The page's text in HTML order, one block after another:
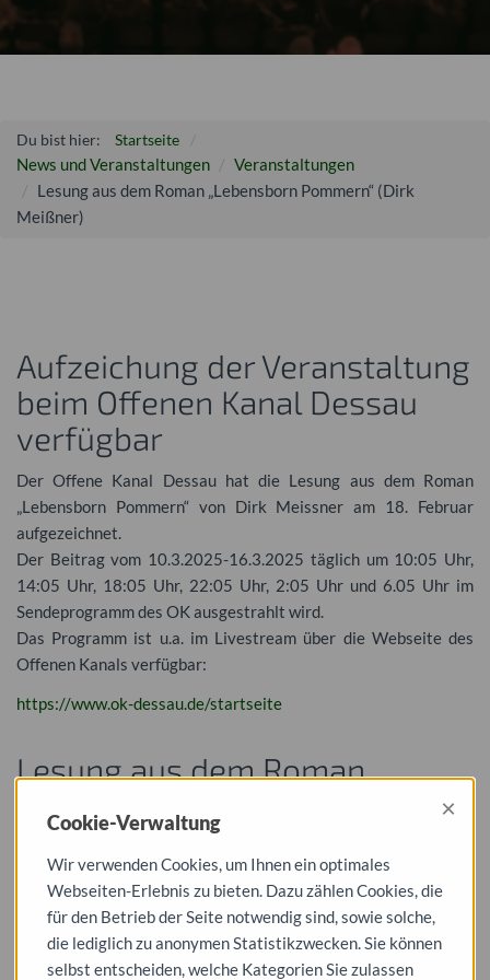
Du bist hier: Startseite
News und Veranstaltungen
Veranstaltungen
Lesung aus dem Roman „Lebensborn Pommern“ (Dirk
Meißner)
Aufzeichung der Veranstaltung
beim Offenen Kanal Dessau
verfügbar
Der Offene Kanal Dessau hat die Lesung aus dem Roman
„Lebensborn Pommern“ von Dirk Meissner am 18. Februar
aufgezeichnet.
Der Beitrag vom 10.3.2025-16.3.2025 täglich um 10:05 Uhr,
14:05 Uhr, 18:05 Uhr, 22:05 Uhr, 2:05 Uhr und 6.05 Uhr im
Sendeprogramm des OK ausgestrahlt wird.
Das Programm ist u.a. im Livestream über die Webseite des
Offenen Kanals verfügbar:
https://www.ok-dessau.de/startseite
Lesung aus dem Roman
„Lebensborn Pommern“ (Dirk
Meißner)
18. Februar 2025, 18.00 Uhr,
Stadtarchiv Dessau-Roßlau,
Heidestraße 21 (Alter Wasserturm)
Cookie-Verwaltung ×
Wir verwenden Cookies, um Ihnen ein optimales
Webseiten-Erlebnis zu bieten. Dazu zählen Cookies, die
für den Betrieb der Seite notwendig sind, sowie solche,
die lediglich zu anonymen Statistikzwecken. Sie können
selbst entscheiden, welche Kategorien Sie zulassen